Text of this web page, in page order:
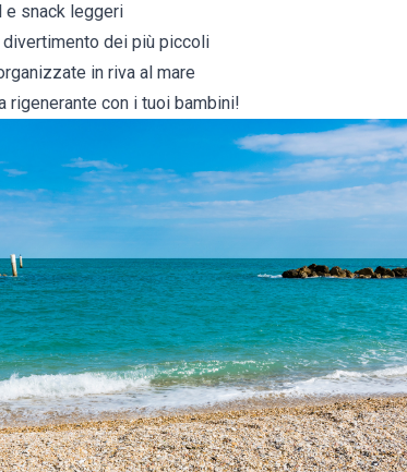
e snack leggeri
dei più piccoli
in riva al mare
rigenerante con i tuoi bambini!